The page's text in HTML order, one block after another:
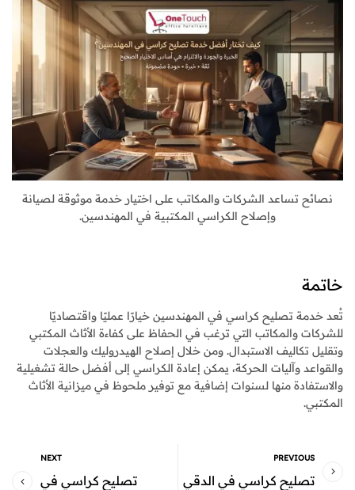
نصائح تساعد الشركات والمكاتب على اختيار خدمة موثوقة لصيانة
وإصلاح الكراسي المكتبية في المهندسين.
خاتمة
تُعد خدمة تصليح كراسي في المهندسين خيارًا عمليًا واقتصاديًا
للشركات والمكاتب التي ترغب في الحفاظ على كفاءة الأثاث المكتبي
وتقليل تكاليف الاستبدال. ومن خلال إصلاح الهيدروليك والعجلات
والقواعد وآليات الحركة، يمكن إعادة الكراسي إلى أفضل حالة تشغيلية
والاستفادة منها لسنوات إضافية مع توفير ملحوظ في ميزانية الأثاث
المكتبي.
PREVIOUS
تصليح كراسي في الدقي
NEXT
تصليح كراسي في